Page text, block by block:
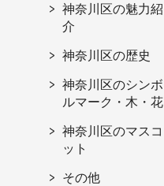
神奈川区の魅力紹
介
神奈川区の歴史
神奈川区のシンボ
ルマーク・木・花
神奈川区のマスコ
ット
その他